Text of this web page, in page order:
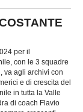
per il
con le 3 squadre
va agli archivi con
e di crescita del
in tutta la Valle
di coach Flavio